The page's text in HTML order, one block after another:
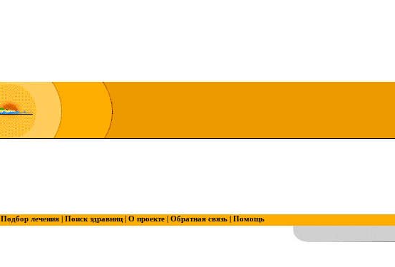
Подбор лечения | Поиск здравниц | О проекте | Обратная связь | Помощь